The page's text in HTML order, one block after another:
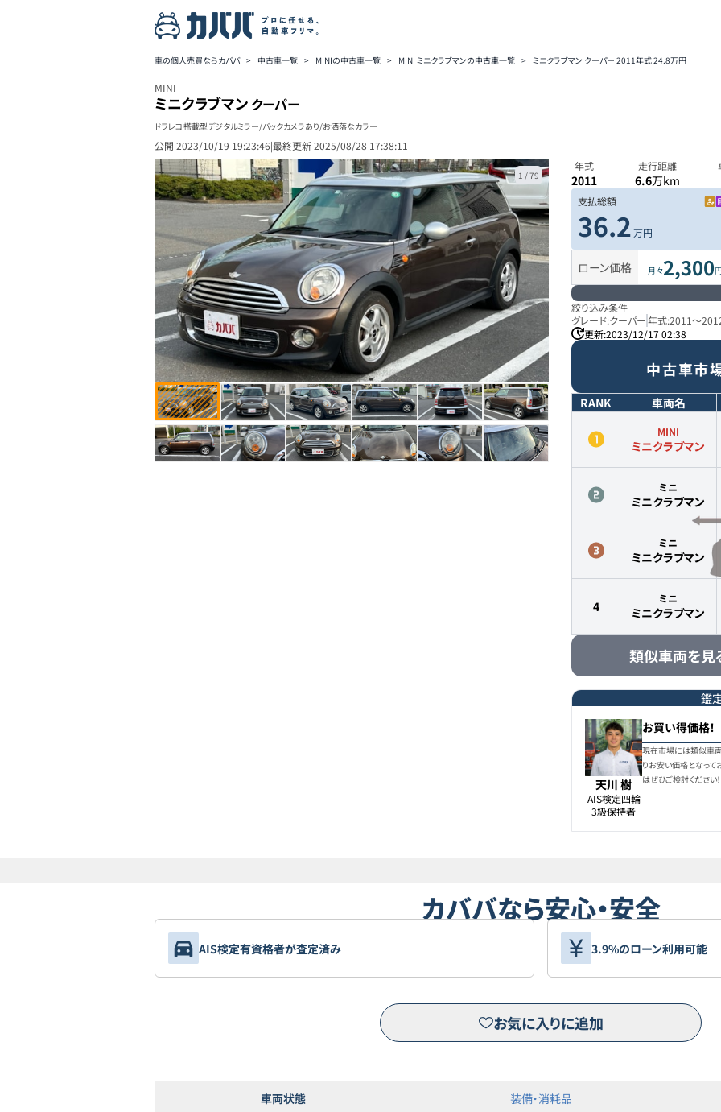
車の個人売買ならカババ > 中古車一覧 > MINIの中古車一覧 > MINI ミニクラブマンの中古車一覧 > ミニクラブマン クーパー 2011年式 24.8万円
MINI
ミニクラブマン クーパー
ドラレコ搭載型デジタルミラー/バックカメラあり/お洒落なカラー
公開 2023/10/19 19:23:46|最終更新2025/08/28 17:38:11
1 /79
年式
2011
走行距離
6.6万km
支払総額
36.2万円
ローン価格 月々2,300
絞り込み条件
グレード:クーパー年式:2011～
更新:2023/12/17 02:38
中古車市
RANK 車両名
MINI
ミニクラブマン
ミニ
ミニクラブマン
ミニ
ミニクラブマン
4
ミニ
ミニクラブマン
類似車両を見
鑑
天川 樹
AIS検定四輪
3級保持者
お買い得価格！
現在市場には類似車
りお安い価格となって
はぜひご検討ください！
カババなら安心・安全
AIS検定有資格者が査定済み 3.9%のローン利用可能
お気に入りに追加
車両状態 装備・消耗品